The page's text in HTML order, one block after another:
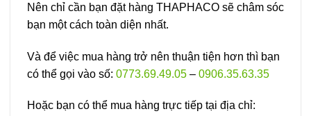
Nên chỉ cần bạn đặt hàng THAPHACO sẽ châm sóc
bạn một cách toàn diện nhất.
Và để việc mua hàng trở nên thuận tiện hơn thì bạn
có thể gọi vào số: 0773.69.49.05 – 0906.35.63.35
Hoặc bạn có thể mua hàng trực tiếp tại địa chỉ: